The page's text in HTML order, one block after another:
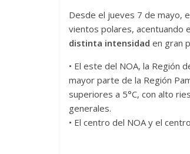
Desde el jueves 7 de mayo,
vientos polares, acentuando
distinta intensidad en gran
• El este del NOA, la Región
mayor parte de la Región
superiores a 5°C, con alto
generales.
• El centro del NOA y el